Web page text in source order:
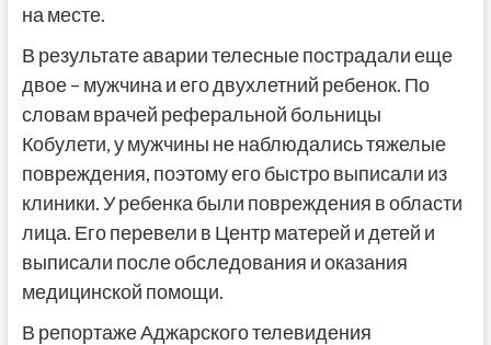
на месте.
В результате аварии телесные пострадали еще
двое – мужчина и его двухлетний ребенок. По
словам врачей реферальной больницы
Кобулети, у мужчины не наблюдались тяжелые
повреждения, поэтому его быстро выписали из
клиники. У ребенка были повреждения в области
лица. Его перевели в Центр матерей и детей и
выписали после обследования и оказания
медицинской помощи.
В репортаже Аджарского телевидения